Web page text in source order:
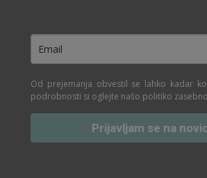
Od prejemanja obvestil se lahko kadar
podrobnosti si oglejte našo politiko
Prijavljam se na